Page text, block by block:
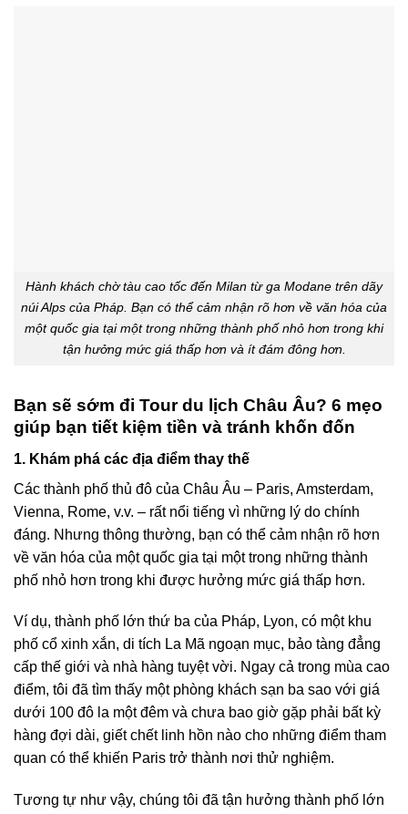
Hành khách chờ tàu cao tốc đến Milan từ ga Modane trên dãy
núi Alps của Pháp. Bạn có thể cảm nhận rõ hơn về văn hóa của
một quốc gia tại một trong những thành phố nhỏ hơn trong khi
tận hưởng mức giá thấp hơn và ít đám đông hơn.
Bạn sẽ sớm đi Tour du lịch Châu Âu? 6 mẹo
giúp bạn tiết kiệm tiền và tránh khốn đốn
1. Khám phá các địa điểm thay thế
Các thành phố thủ đô của Châu Âu – Paris, Amsterdam,
Vienna, Rome, v.v. – rất nổi tiếng vì những lý do chính
đáng. Nhưng thông thường, bạn có thể cảm nhận rõ hơn
về văn hóa của một quốc gia tại một trong những thành
phố nhỏ hơn trong khi được hưởng mức giá thấp hơn.
Ví dụ, thành phố lớn thứ ba của Pháp, Lyon, có một khu
phố cổ xinh xắn, di tích La Mã ngoạn mục, bảo tàng đẳng
cấp thế giới và nhà hàng tuyệt vời. Ngay cả trong mùa cao
điểm, tôi đã tìm thấy một phòng khách sạn ba sao với giá
dưới 100 đô la một đêm và chưa bao giờ gặp phải bất kỳ
hàng đợi dài, giết chết linh hồn nào cho những điểm tham
quan có thể khiến Paris trở thành nơi thử nghiệm.
Tương tự như vậy, chúng tôi đã tận hưởng thành phố lớn